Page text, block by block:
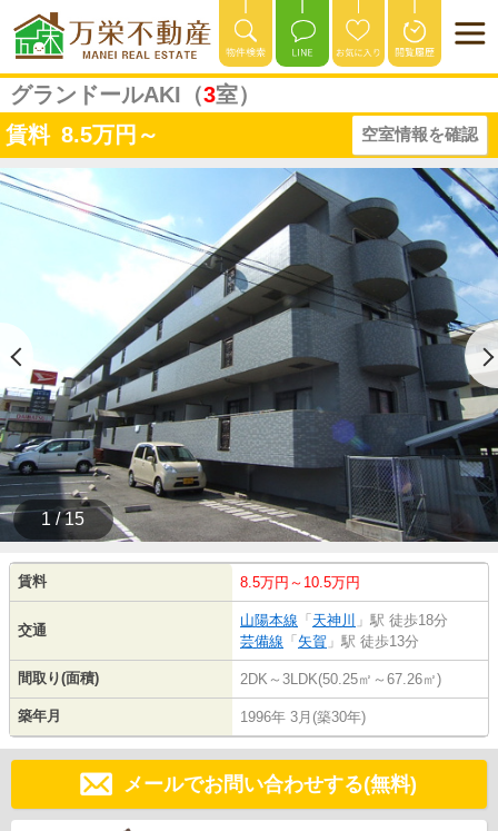
グランドールAKI（3室）
賃料 8.5万円～ 空室情報を確認
1 / 15
賃料 8.5万円～10.5万円
交通
山陽本線 「 天神川 」駅 徒歩18分
芸備線 「 矢賀 」駅 徒歩13分
間取り(面積) 2DK～3LDK(50.25㎡～67.26㎡)
築年月 1996年 3月(築30年)
メールでお問い合わせする(無料)